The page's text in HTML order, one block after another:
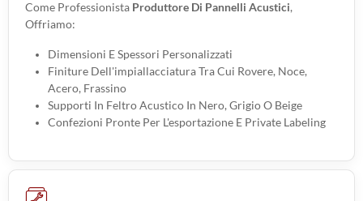
Come Professionista Produttore Di Pannelli Acustici,
Offriamo:
Dimensioni E Spessori Personalizzati
Finiture Dell'impiallacciatura Tra Cui Rovere, Noce,
Acero, Frassino
Supporti In Feltro Acustico In Nero, Grigio O Beige
Confezioni Pronte Per L'esportazione E Private Labeling